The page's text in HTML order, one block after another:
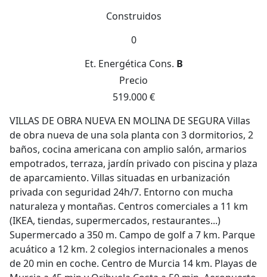
Construidos
0
Et. Energética Cons. B
Precio
519.000 €
VILLAS DE OBRA NUEVA EN MOLINA DE SEGURA Villas
de obra nueva de una sola planta con 3 dormitorios, 2
baños, cocina americana con amplio salón, armarios
empotrados, terraza, jardín privado con piscina y plaza
de aparcamiento. Villas situadas en urbanización
privada con seguridad 24h/7. Entorno con mucha
naturaleza y montañas. Centros comerciales a 11 km
(IKEA, tiendas, supermercados, restaurantes...)
Supermercado a 350 m. Campo de golf a 7 km. Parque
acuático a 12 km. 2 colegios internacionales a menos
de 20 min en coche. Centro de Murcia 14 km. Playas de